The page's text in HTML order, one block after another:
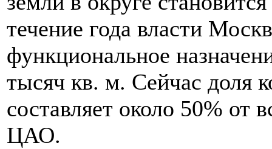
течение года власти
функциональное
тысяч кв. м. Сейчас доля
составляет около 50% от
ЦАО.